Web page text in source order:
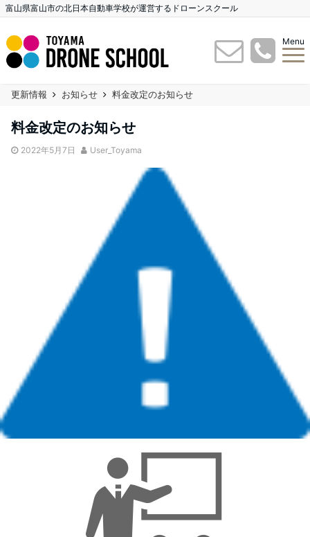
富山県富山市の北日本自動車学校が運営するドローンスクール
Menu
更新情報 お知らせ 料金改定のお知らせ
料金改定のお知らせ
2022年5月7日 User_Toyama